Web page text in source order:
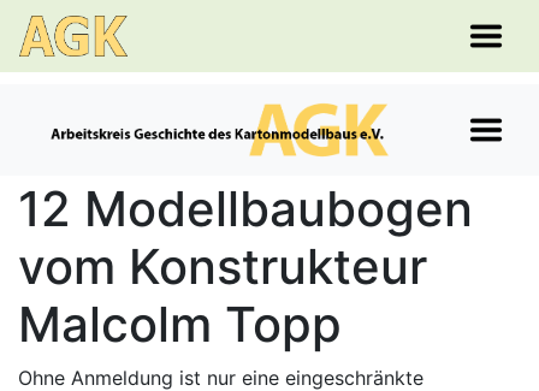
12 Modellbaubogen
vom Konstrukteur
Malcolm Topp
Ohne Anmeldung ist nur eine eingeschränkte